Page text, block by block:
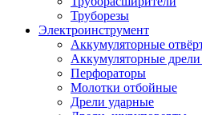
Труборезы
Электроинструмент
Аккумуляторные
Аккумуляторные
Перфораторы
Молотки отбойные
Дрели ударные